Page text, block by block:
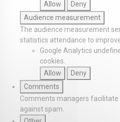
Allow
Deny
Audience measurement
The audience measurement
statistics attendance to
Google Analytics
cookies.
Allow
Deny
Comments
Comments managers
against spam.